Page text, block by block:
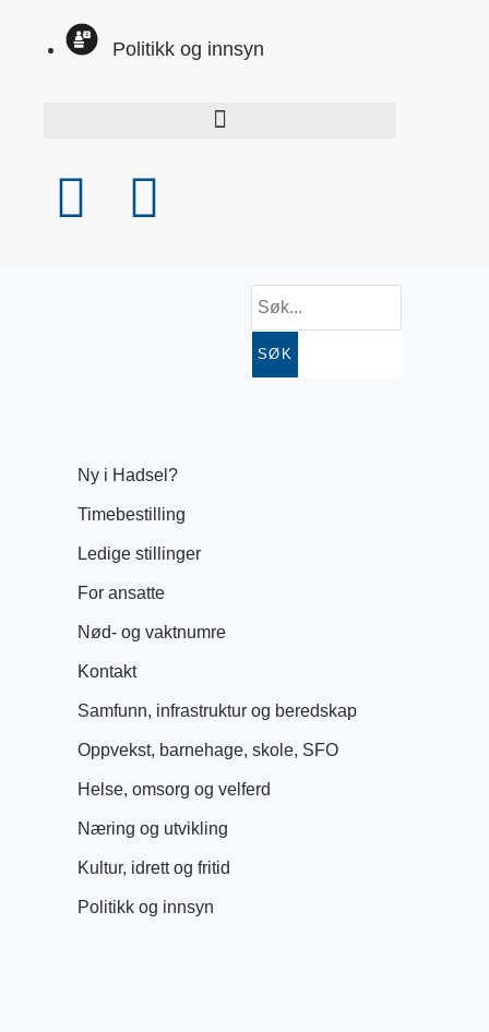
Politikk og innsyn
SØK
Ny i Hadsel?
Timebestilling
Ledige stillinger
For ansatte
Nød- og vaktnumre
Kontakt
Samfunn, infrastruktur og beredskap
Oppvekst, barnehage, skole, SFO
Helse, omsorg og velferd
Næring og utvikling
Kultur, idrett og fritid
Politikk og innsyn